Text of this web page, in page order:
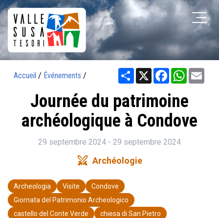
Accueil / Événements / Share X Facebook
Journée du patrimoine
archéologique à Condove
29 septembre 2024 - 29 septembre 2024
swords Archéologie
Archeologia Visite
Condove
Giornata del Patrimonio Archeologico
castello del Conte Verde
chiesa di San Pietro